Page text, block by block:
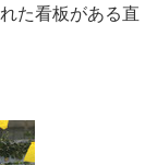
た看板がある直